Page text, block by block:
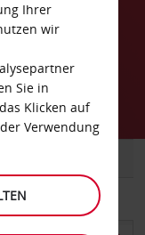
Ihrer
wir
Sie in
Klicken auf
Verwendung